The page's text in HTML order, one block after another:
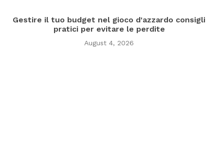
Gestire il tuo budget nel gioco d'azzardo consigli
pratici per evitare le perdite
August 4, 2026